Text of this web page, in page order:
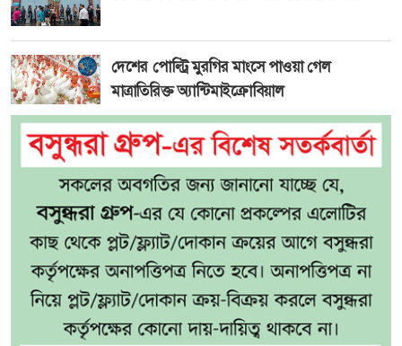
দেশের পোল্ট্রি মুরগির মাংসে পাওয়া গেল
মাত্রাতিরিক্ত অ্যান্টিমাইক্রোবিয়াল